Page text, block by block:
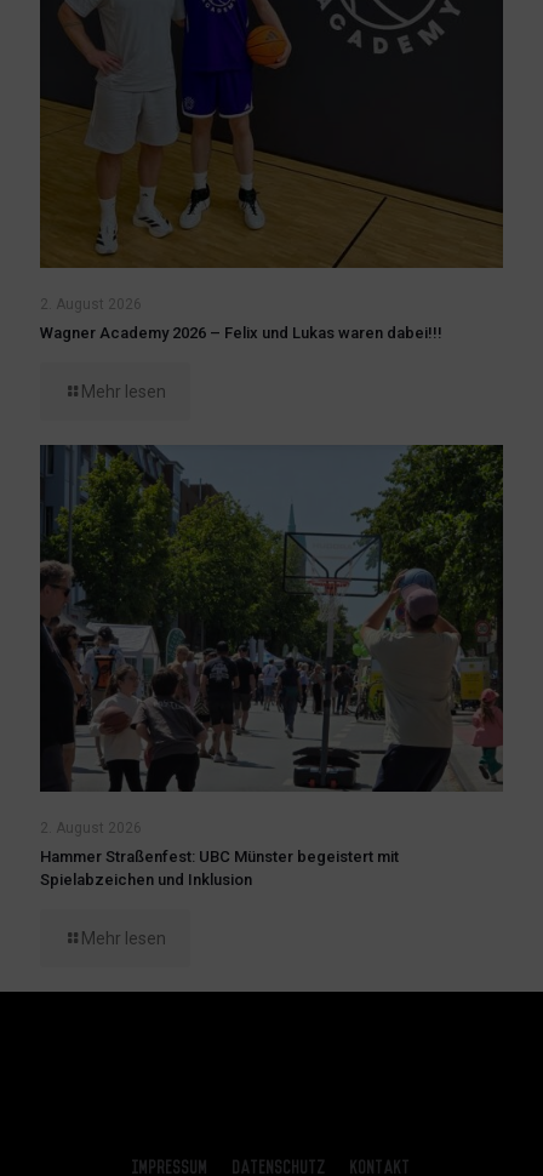
2. August 2026
Wagner Academy 2026 – Felix und Lukas waren dabei!!!
Mehr lesen
2. August 2026
Hammer Straßenfest: UBC Münster begeistert mit
Spielabzeichen und Inklusion
Mehr lesen
Impressum Datenschutz Kontakt